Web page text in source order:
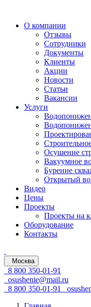
О компании
Отзывы
Сотрудники
Документы
Клиенты
Акции
Новости
Статьи
Вакансии
Услуги
Осушение
Вакуумное
Бурение
Открытый
Видео
Цены
Проекты
Проекты на
Оборудование
Контакты
Москва
8 800 350-01-91
osushenie@mail.ru
8 800 350-01-91